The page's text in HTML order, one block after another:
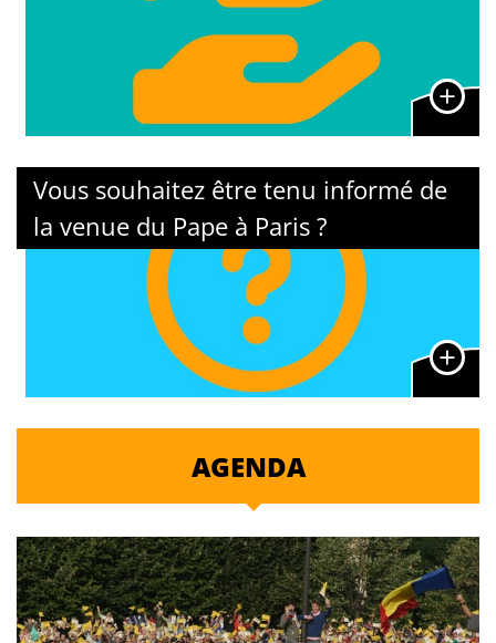
Vous souhaitez être tenu informé de
la venue du Pape à Paris ?
AGENDA